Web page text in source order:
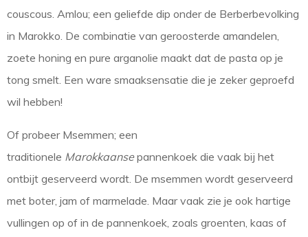
couscous. Amlou; een geliefde dip onder de Berberbevolking
in Marokko. De combinatie van geroosterde amandelen,
zoete honing en pure arganolie maakt dat de pasta op je
tong smelt. Een ware smaaksensatie die je zeker geproefd
wil hebben!
Of probeer Msemmen; een
traditionele Marokkaansepannenkoek die vaak bij het
ontbijt geserveerd wordt. De msemmen wordt geserveerd
met boter, jam of marmelade. Maar vaak zie je ook hartige
vullingen op of in de pannenkoek, zoals groenten, kaas of